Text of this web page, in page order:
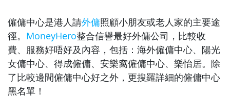
僱傭中心是港人請外傭照顧小朋友或老人家的主要途
徑。 MoneyHero整合信譽最好外傭公司 ，比較收
費、服務好唔好及內容，包括：海外僱傭中心、陽光
女傭中心、得成僱傭、安樂窩僱傭中心、樂怡居。除
了比較邊間僱傭中心好之外，更搜羅詳細的僱傭中心
黑名單！